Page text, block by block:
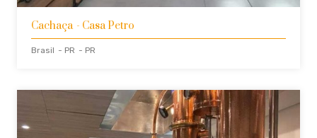
Cachaça - Casa Petro
Brasil - PR - PR